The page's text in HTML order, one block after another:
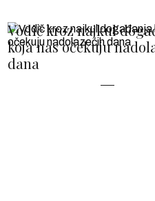
Vodič kroz najkul
koja nas očekuju
dana